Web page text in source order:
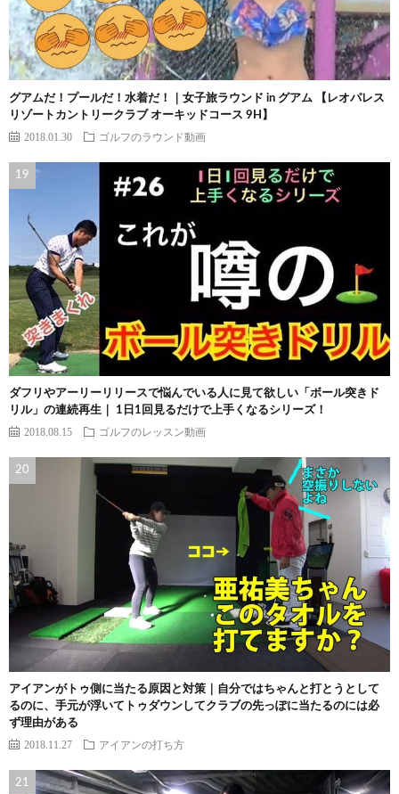
グアムだ！プールだ！水着だ！｜女子旅ラウンド in グアム 【レオパレス
リゾートカントリークラブ オーキッドコース 9H】
2018.01.30 ゴルフのラウンド動画
ダフリやアーリーリリースで悩んでいる人に見て欲しい「ボール突きド
リル」の連続再生｜ 1日1回見るだけで上手くなるシリーズ！
2018.08.15 ゴルフのレッスン動画
アイアンがトゥ側に当たる原因と対策｜自分ではちゃんと打とうとして
るのに、手元が浮いてトゥダウンしてクラブの先っぽに当たるのには必
ず理由がある
2018.11.27 アイアンの打ち方